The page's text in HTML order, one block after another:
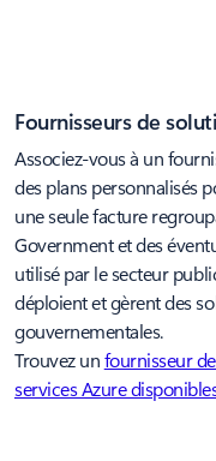
Fournisseurs de
Associez-vous à un
des plans personnalisés
une seule facture
Government et des
utilisé par le secteur
déploient et gèrent des
gouvernementales.
Trouvez unfournisseur
services Azure